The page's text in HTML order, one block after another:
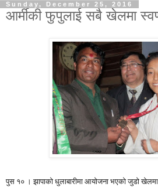
Sunday, December 25, 2016
आर्मीकी फुपुलाई सबै खेलमा
पुस १० । झापाको धुलाबारीमा आयोजना भएको जुडो